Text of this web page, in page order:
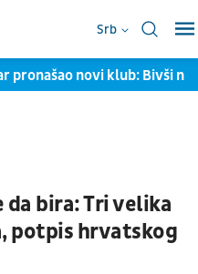
Srb
pronašao novi klub: Bivši
bira: Tri velika
potpis hrvatskog